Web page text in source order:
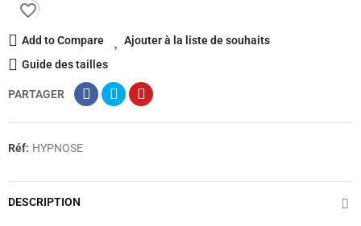
favorite_border
Add to Compare
Ajouter à la liste de souhaits
Guide des tailles
PARTAGER
Réf: HYPNOSE
DESCRIPTION